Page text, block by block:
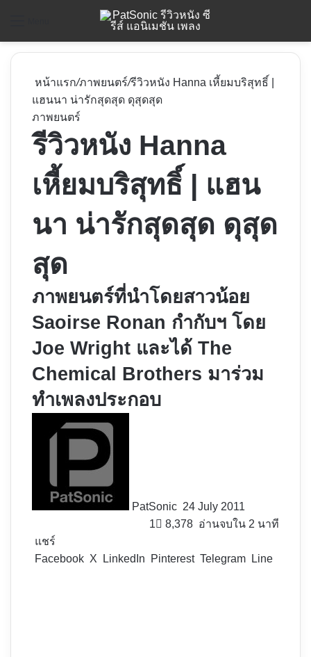
หน้าแรก/ภาพยนตร์/รีวิวหนัง Hanna เหี้ยมบริสุทธิ์ |
แฮนนา น่ารักสุดสุด ดุสุดสุด
ภาพยนตร์
รีวิวหนัง Hanna
เหี้ยมบริสุทธิ์ | แฮน
นา น่ารักสุดสุด ดุสุด
สุด
ภาพยนตร์ที่นำโดยสาวน้อย
Saoirse Ronan กำกับฯ โดย
Joe Wright และได้ The
Chemical Brothers มาร่วม
ทำเพลงประกอบ
PatSonic 24 July 2011
1
8,378 อ่านจบใน 2 นาที
แชร์
Facebook X LinkedIn Pinterest Telegram Line